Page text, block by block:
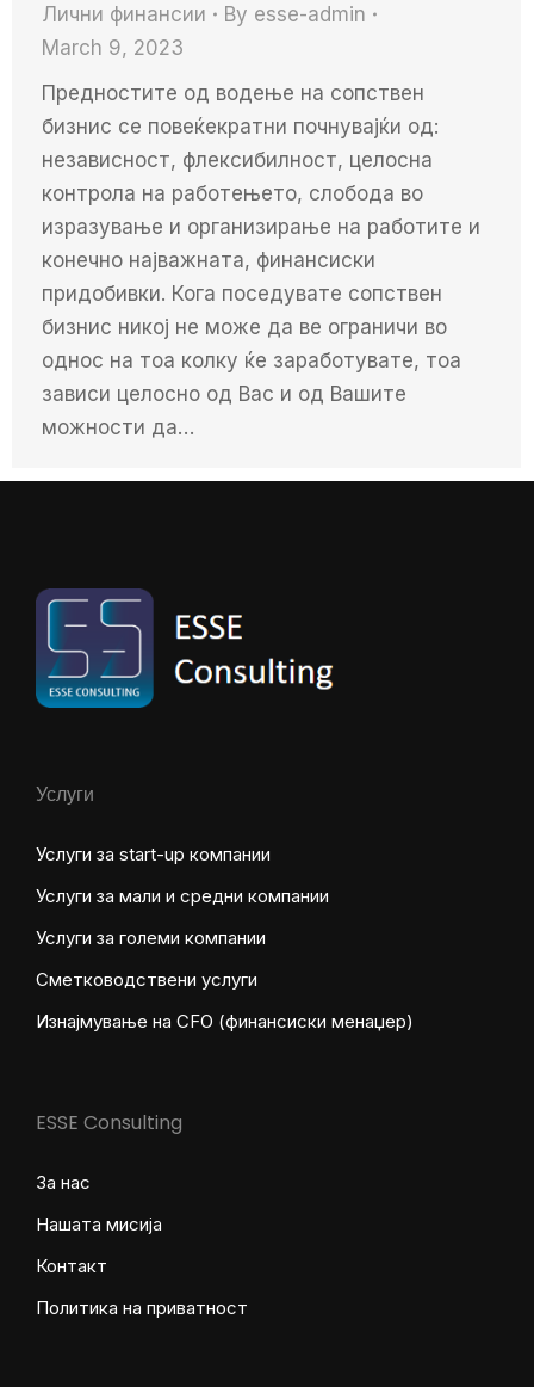
Лични финансии By esse-admin
March 9, 2023
Предностите од водење на сопствен
бизнис се повеќекратни почнувајќи од:
независност, флексибилност, целосна
контрола на работењето, слобода во
изразување и организирање на работите и
конечно најважната, финансиски
придобивки. Кога поседувате сопствен
бизнис никој не може да ве ограничи во
однос на тоа колку ќе заработувате, тоа
зависи целосно од Вас и од Вашите
можности да…
Услуги
Услуги за start-up компании
Услуги за мали и средни компании
Услуги за големи компании
Сметководствени услуги
Изнајмување на CFO (финансиски менаџер)
ESSE Consulting
За нас
Нашата мисија
Контакт
Политика на приватност